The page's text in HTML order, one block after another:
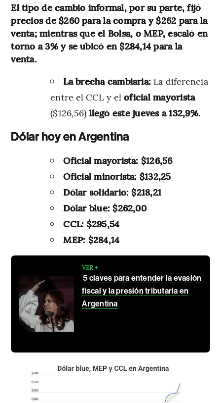
El tipo de cambio informal, por su parte, fijó
precios de $260 para la compra y $262 para la
venta; mientras que el Bolsa, o MEP, escaló en
torno a 3% y se ubicó en $284,14 para la
venta.
La brecha cambiaria: La diferencia
entre el CCL y eloficial mayorista
($126,56) llegó este jueves a 132,9%.
Dólar hoy en Argentina
Oficial mayorista: $126,56
Oficial minorista: $132,25
Dólar solidario: $218,21
Dólar blue: $262,00
CCL: $295,54
MEP: $284,14
VER +
5 claves para entender la evasión
fiscal y la presión tributaria en
Argentina